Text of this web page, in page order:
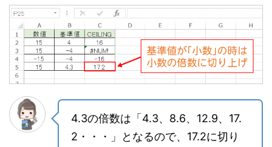
4.3の倍数は「4.3、8.6、12.9、17.
2・・・」となるので、17.2に切り